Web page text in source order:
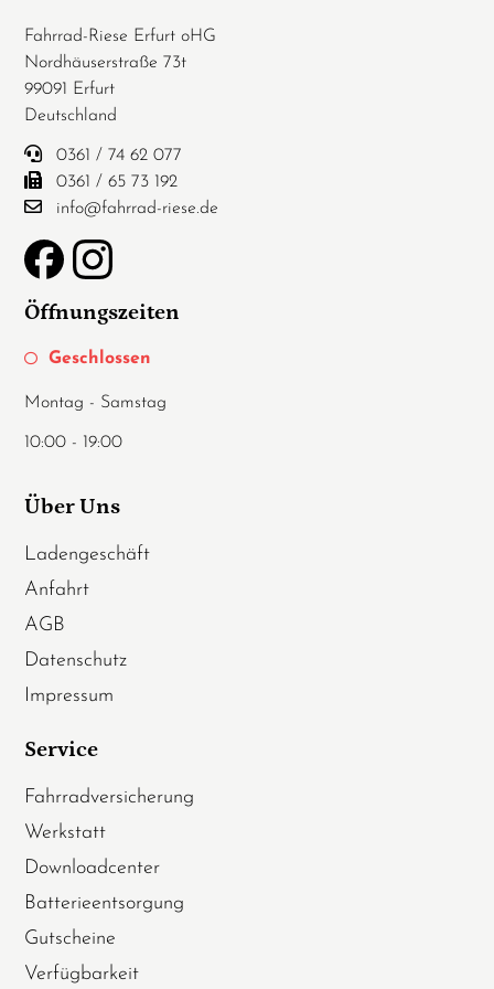
Fahrrad-Riese Erfurt oHG
Nordhäuserstraße 73t
99091 Erfurt
Deutschland
0361 / 74 62 077
0361 / 65 73 192
info@fahrrad-riese.de
Öffnungszeiten
Geschlossen
Montag - Samstag
10:00 - 19:00
Über Uns
Ladengeschäft
Anfahrt
AGB
Datenschutz
Impressum
Service
Fahrradversicherung
Werkstatt
Downloadcenter
Batterieentsorgung
Gutscheine
Verfügbarkeit